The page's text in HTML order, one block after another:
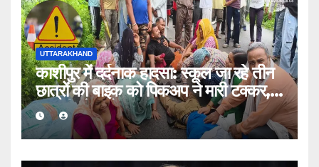
UTTARAKHAND
काशीपुर में दर्दनाक हादसा: स्कूल जा रहे तीन
छात्रों की बाइक को पिकअप ने मारी टक्कर,
एक की मौत, दो घायल